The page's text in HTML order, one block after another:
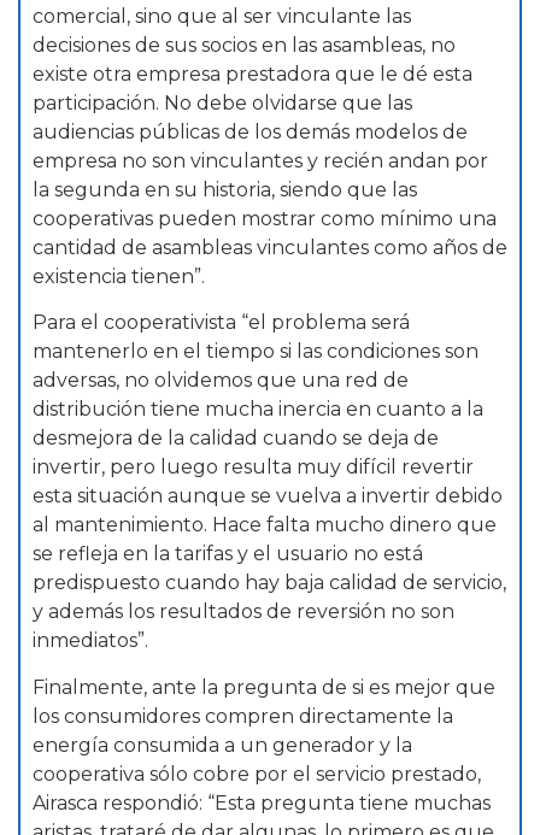
comercial, sino que al ser vinculante las
decisiones de sus socios en las asambleas, no
existe otra empresa prestadora que le dé esta
participación. No debe olvidarse que las
audiencias públicas de los demás modelos de
empresa no son vinculantes y recién andan por
la segunda en su historia, siendo que las
cooperativas pueden mostrar como mínimo una
cantidad de asambleas vinculantes como años de
existencia tienen”.
Para el cooperativista “el problema será
mantenerlo en el tiempo si las condiciones son
adversas, no olvidemos que una red de
distribución tiene mucha inercia en cuanto a la
desmejora de la calidad cuando se deja de
invertir, pero luego resulta muy difícil revertir
esta situación aunque se vuelva a invertir debido
al mantenimiento. Hace falta mucho dinero que
se refleja en la tarifas y el usuario no está
predispuesto cuando hay baja calidad de servicio,
y además los resultados de reversión no son
inmediatos”.
Finalmente, ante la pregunta de si es mejor que
los consumidores compren directamente la
energía consumida a un generador y la
cooperativa sólo cobre por el servicio prestado,
Airasca respondió: “Esta pregunta tiene muchas